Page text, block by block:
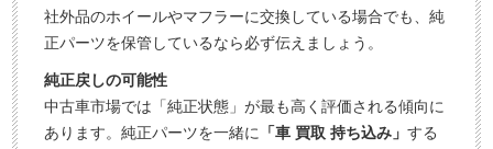
社外品のホイールやマフラーに交換している場合でも、純
正パーツを保管しているなら必ず伝えましょう。
純正戻しの可能性
中古車市場では「純正状態」が最も高く評価される傾向に
あります。純正パーツを一緒に
「車 買取 持ち込み」する